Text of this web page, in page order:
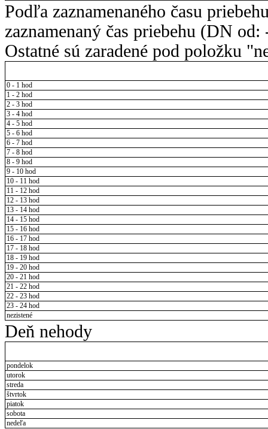
Podľa zaznamenaného času
zaznamenaný čas priebehu (DN
Ostatné sú zaradené pod položku
0 - 1 hod
1 - 2 hod
2 - 3 hod
3 - 4 hod
4 - 5 hod
5 - 6 hod
6 - 7 hod
7 - 8 hod
8 - 9 hod
9 - 10 hod
10 - 11 hod
11 - 12 hod
12 - 13 hod
13 - 14 hod
14 - 15 hod
15 - 16 hod
16 - 17 hod
17 - 18 hod
18 - 19 hod
19 - 20 hod
20 - 21 hod
21 - 22 hod
22 - 23 hod
23 - 24 hod
nezistené
Deň nehody
pondelok
utorok
streda
štvrtok
piatok
sobota
nedeľa